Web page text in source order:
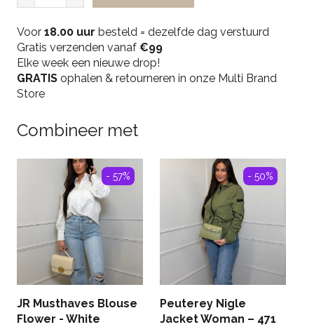
Chiusa
Sweater
-
White
quantity
Voor 18.00 uur besteld = dezelfde dag verstuurd
Gratis verzenden vanaf €99
Elke week een nieuwe drop!
GRATIS ophalen & retourneren in onze Multi Brand
Store
Combineer met
- 57%
JR Musthaves Blouse
Flower - White
- 50%
Peuterey Nigle
Jacket Woman – 471